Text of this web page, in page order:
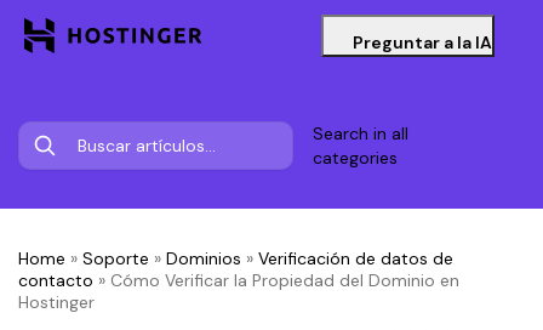
Preguntar a la IA
Search in all
categories
Home » Soporte » Dominios » Verificación de datos de
contacto » Cómo Verificar la Propiedad del Dominio en
Hostinger